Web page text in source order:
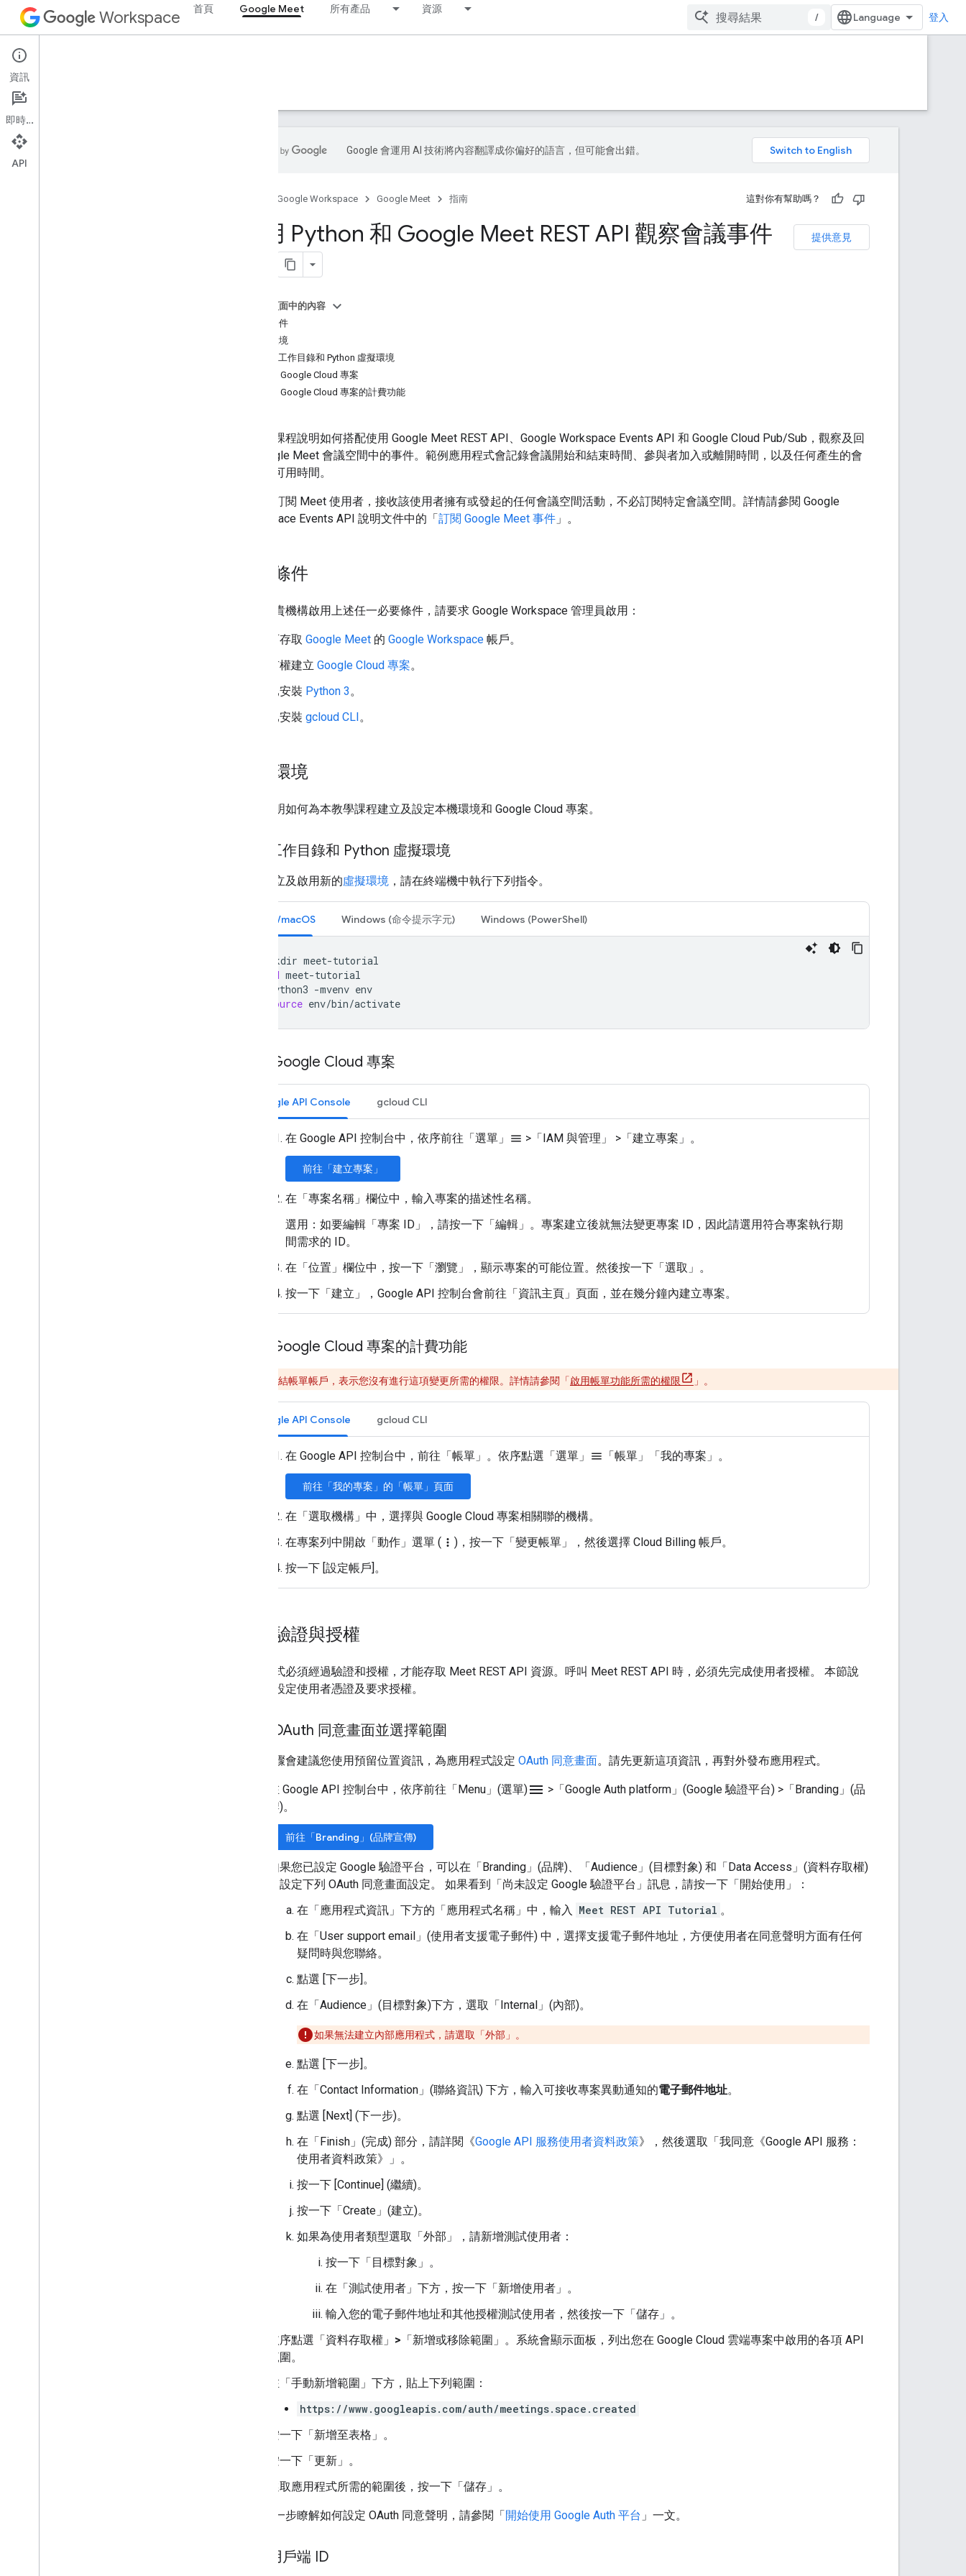
Workspace 首頁 Google Meet 所有產品 資源
/ 登入
Google Meet
總覽
Google 會運用 AI 技術將內容翻譯成你偏好的語言，但可能會出錯。
Google Workspace Google Meet 指南 這對你有幫助嗎？
提供意見
使用 Python 和 Google Meet REST API 觀察會議事件
這個頁面中的內容
必要條件
準備環境
建立工作目錄和 Python 虛擬環境
建立 Google Cloud 專案
啟用 Google Cloud 專案的計費功能
本教學課程說明如何搭配使用 Google Meet REST API、Google Workspace Events API 和 Google Cloud Pub/Sub，觀察及回
應 Google Meet 會議空間中的事件。範例應用程式會記錄會議開始和結束時間、參與者加入或離開時間，以及任何產生的會
議構件可用時間。
您可以訂閱 Meet 使用者，接收該使用者擁有或發起的任何會議空間活動，不必訂閱特定會議空間。詳情請參閱 Google
Workspace Events API 說明文件中的「訂閱 Google Meet 事件 」。
必要條件
如需為貴機構啟用上述任一必要條件，請要求 Google Workspace 管理員啟用：
可存取 Google Meet 的 Google Workspace 帳戶。
有權建立 Google Cloud 專案。
已安裝 Python 3。
已安裝 gcloud CLI。
準備環境
本節說明如何為本教學課程建立及設定本機環境和 Google Cloud 專案。
建立工作目錄和 Python 虛擬環境
如要建立及啟用新的虛擬環境 ，請在終端機中執行下列指令。
Linux/macOS Windows (命令提示字元) Windows (PowerShell)
mkdir meet-tutorial
cd meet-tutorial
python3 -mvenv env
source env/bin/activate
建立 Google Cloud 專案
Google API Console gcloud CLI
在 Google API 控制台中，依序前往「選單」 menu > 「IAM 與管理」 > 「建立專案」 。
前往「建立專案」
在「專案名稱」 欄位中，輸入專案的描述性名稱。
選用：如要編輯「專案 ID」
，請按一下「編輯」 。專案建立後就無法變更專案 ID，因此請選用符合專案執行期
間需求的 ID。
在「位置」 欄位中，按一下「瀏覽」 ，顯示專案的可能位置。然後按一下「選取」 。
按一下「建立」
，Google API 控制台會前往「資訊主頁」頁面，並在幾分鐘內建立專案。
啟用 Google Cloud 專案的計費功能
如果無法連結帳單帳戶，表示您沒有進行這項變更所需的權限。詳情請參閱「啟用帳單功能所需的權限 」。
Google API Console gcloud CLI
在 Google API 控制台中，前往「帳單」 。依序點選「選單」 menu 「帳單」 「我的專案」 。
前往「我的專案」的「帳單」頁面
在「選取機構」 中，選擇與 Google Cloud 專案相關聯的機構。
在專案列中開啟「動作」 選單 ( more_vert )，按一下「變更帳單」
，然後選擇 Cloud Billing 帳戶。
按一下 [設定帳戶]。
設定驗證與授權
應用程式必須經過驗證和授權，才能存取 Meet REST API 資源。呼叫 Meet REST API 時，必須先完成使用者授權。 本節說
明如何設定使用者憑證及要求授權。
設定 OAuth 同意畫面並選擇範圍
下列步驟會建議您使用預留位置資訊，為應用程式設定 OAuth 同意畫面。請先更新這項資訊，再對外發布應用程式。
在 Google API 控制台中，依序前往「Menu」(選單)menu > 「Google Auth platform」(Google 驗證平台) > 「Branding」(品
牌)。
前往「Branding」(品牌宣傳)
如果您已設定 Google 驗證平台，可以在「Branding」(品牌)、「Audience」(目標對象) 和「Data Access」(資料存取權)
中設定下列 OAuth 同意畫面設定。 如果看到「尚未設定 Google 驗證平台」 訊息，請按一下「開始使用」
：
在「應用程式資訊」 下方的「應用程式名稱」 中，輸入 Meet REST API Tutorial 。
在「User support email」(使用者支援電子郵件) 中，選擇支援電子郵件地址，方便使用者在同意聲明方面有任何
疑問時與您聯絡。
點選 [下一步]。
在「Audience」(目標對象)下方，選取「Internal」(內部)。
如果無法建立內部應用程式，請選取「外部」 。
點選 [下一步]。
在「Contact Information」(聯絡資訊) 下方，輸入可接收專案異動通知的電子郵件地址。
點選 [Next] (下一步)。
在「Finish」(完成) 部分，請詳閱《Google API 服務使用者資料政策》，然後選取「我同意《Google API 服務：
使用者資料政策》」 。
按一下 [Continue] (繼續)。
按一下「Create」(建立)。
如果為使用者類型選取「外部」
，請新增測試使用者：
按一下「目標對象」 。
在「測試使用者」 下方，按一下「新增使用者」 。
輸入您的電子郵件地址和其他授權測試使用者，然後按一下「儲存」 。
依序點選「資料存取權」 > 「新增或移除範圍」 。系統會顯示面板，列出您在 Google Cloud 雲端專案中啟用的各項 API
範圍。
在「手動新增範圍」 下方，貼上下列範圍：
https://www.googleapis.com/auth/meetings.space.created
按一下「新增至表格」 。
按一下「更新」 。
選取應用程式所需的範圍後，按一下「儲存」 。
如要進一步瞭解如何設定 OAuth 同意聲明，請參閱「開始使用 Google Auth 平台 」一文。
建立用戶端 ID
資訊
即時通訊
API